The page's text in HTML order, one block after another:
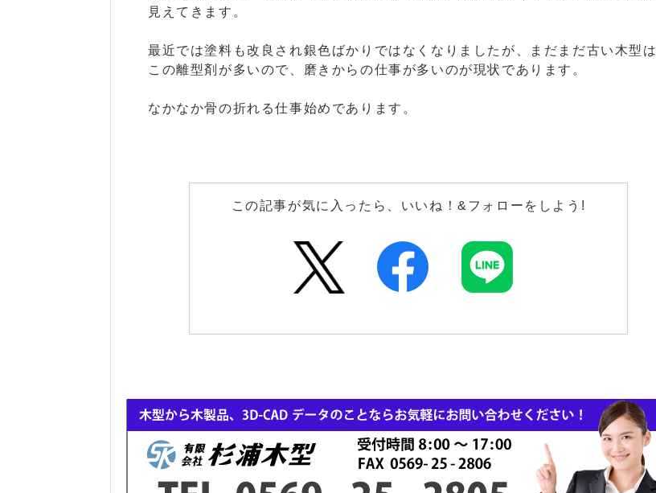
見えてきます。
最近では塗料も改良され銀色ばかりではなくなりましたが、まだまだ古い木型は
この離型剤が多いので、磨きからの仕事が多いのが現状であります。
なかなか骨の折れる仕事始めであります。
この記事が気に入ったら、いいね！&フォローをしよう!